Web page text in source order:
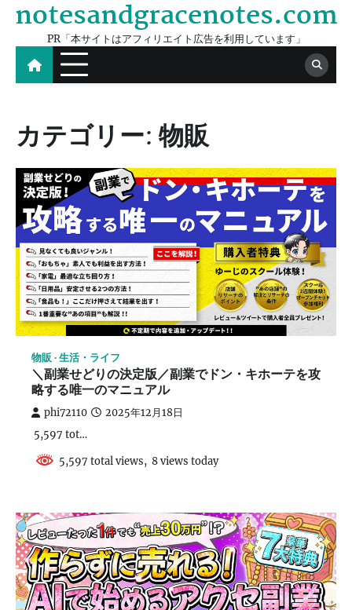
Skip
content
notesandgracenotes.com
PR「本サイトはアフィリエイト広告を利用しています」
カテゴリー:物販
物販 生活・ライフ
＼副業せどりの決定版／副業でドン・キホーテを攻
略する唯一のマニュアル
phi72110 2025年12月18日
5,597 tot…
5,597 total views, 8 views today